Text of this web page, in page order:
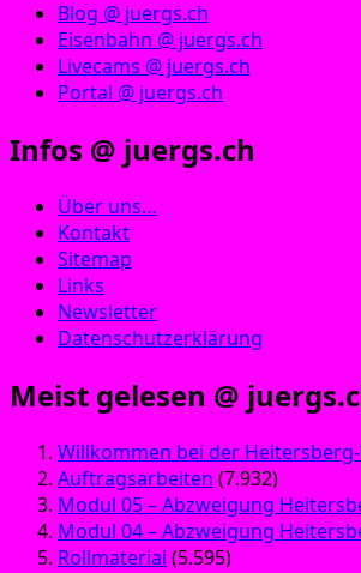
Blog @ juergs.ch
Eisenbahn @ juergs.ch
Livecams @ juergs.ch
Portal @ juergs.ch
Infos @ juergs.ch
Über uns…
Kontakt
Sitemap
Links
Newsletter
Datenschutzerklärung
Meist gelesen @
Willkommen bei der
Auftragsarbeiten (7.932)
Modul 05 – Abzweigung
Modul 04 – Abzweigung
Rollmaterial (5.595)